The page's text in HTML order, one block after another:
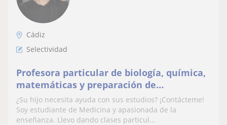
Cádiz
Selectividad
Profesora particular de biología, química,
matemáticas y preparación de
selectividad.
¿Su hijo necesita ayuda con sus estudios? ¡Contácteme!
Soy estudiante de Medicina y apasionada de la
enseñanza. Llevo dando clases particul...